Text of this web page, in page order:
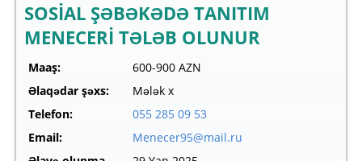
SOSİAL ŞƏBƏKƏDƏ TANITIM
MENECERİ TƏLƏB OLUNUR
Maaş:
600-900 AZN
Əlaqədar şəxs:
Mələk x
Telefon:
055 285 09 53
Email:
Menecer95@mail.ru